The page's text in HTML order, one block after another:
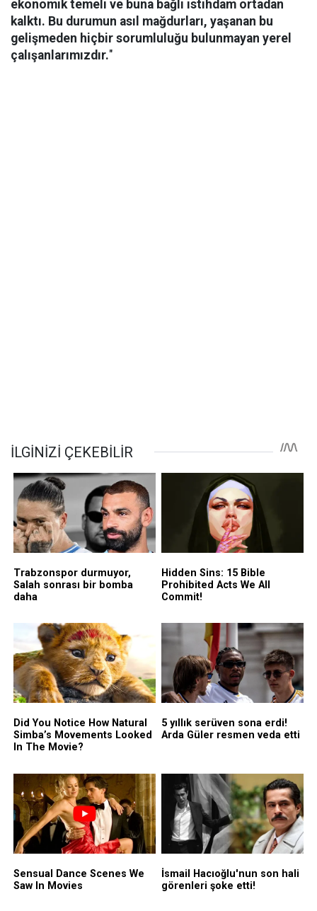
ekonomik temeli ve buna bağlı istihdam ortadan
kalktı. Bu durumun asıl mağdurları, yaşanan bu
gelişmeden hiçbir sorumluluğu bulunmayan yerel
çalışanlarımızdır."